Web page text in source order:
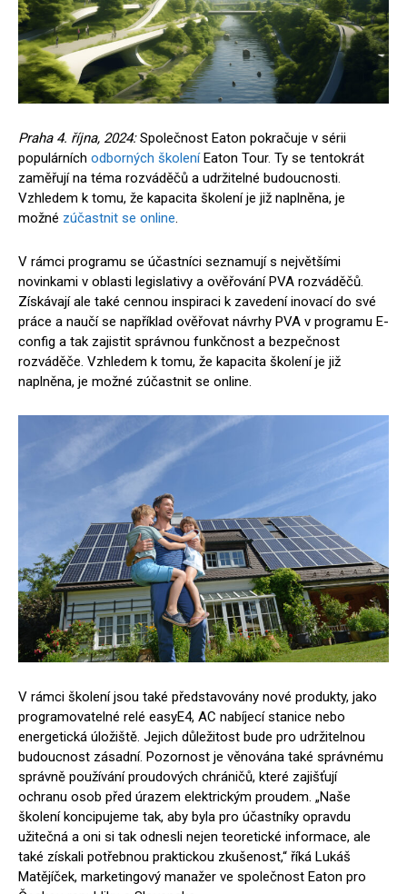
Praha 4. října, 2024:Společnost Eaton pokračuje v sérii
populárních odborných školeníEaton Tour. Ty se tentokrát
zaměřují na téma rozváděčů a udržitelné budoucnosti.
Vzhledem k tomu, že kapacita školení je již naplněna, je
možné zúčastnit se online.
V rámci programu se účastníci seznamují s největšími
novinkami v oblasti legislativy a ověřování PVA rozváděčů.
Získávají ale také cennou inspiraci k zavedení inovací do své
práce a naučí se například ověřovat návrhy PVA v programu E-
config a tak zajistit správnou funkčnost a bezpečnost
rozváděče. Vzhledem k tomu, že kapacita školení je již
naplněna, je možné zúčastnit se online.
V rámci školení jsou také představovány nové produkty, jako
programovatelné relé easyE4, AC nabíjecí stanice nebo
energetická úložiště. Jejich důležitost bude pro udržitelnou
budoucnost zásadní. Pozornost je věnována také správnému
správně používání proudových chráničů, které zajišťují
ochranu osob před úrazem elektrickým proudem. „Naše
školení koncipujeme tak, aby byla pro účastníky opravdu
užitečná a oni si tak odnesli nejen teoretické informace, ale
také získali potřebnou praktickou zkušenost,“ říká Lukáš
Matějíček, marketingový manažer ve společnost Eaton pro